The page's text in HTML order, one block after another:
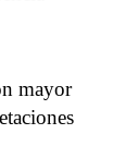
mayor